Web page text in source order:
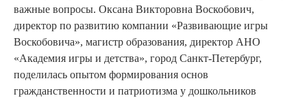
важные вопросы. Оксана Викторовна Воскобович,
директор по развитию компании «Развивающие игры
Воскобовича», магистр образования, директор АНО
«Академия игры и детства», город Санкт-Петербург,
поделилась опытом формирования основ
гражданственности и патриотизма у дошкольников